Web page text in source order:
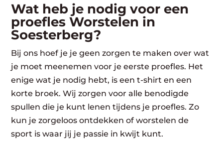
Wat heb je nodig voor een
proefles Worstelen in
Soesterberg?
Bij ons hoef je je geen zorgen te maken over wat
je moet meenemen voor je eerste proefles. Het
enige wat je nodig hebt, is een t-shirt en een
korte broek. Wij zorgen voor alle benodigde
spullen die je kunt lenen tijdens je proefles. Zo
kun je zorgeloos ontdekken of worstelen de
sport is waar jij je passie in kwijt kunt.